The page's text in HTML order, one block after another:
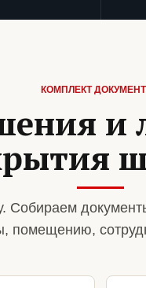
КОМПЛЕКТ
Собираем
помещению,